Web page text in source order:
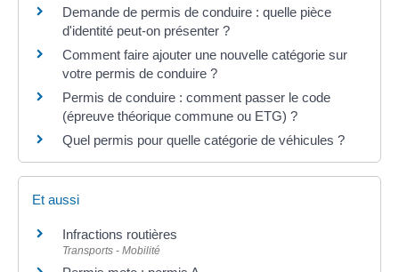
Demande de permis de conduire : quelle pièce
d'identité peut-on présenter ?
Comment faire ajouter une nouvelle catégorie sur
votre permis de conduire ?
Permis de conduire : comment passer le code
(épreuve théorique commune ou ETG) ?
Quel permis pour quelle catégorie de véhicules ?
Et aussi
Infractions routières
Transports - Mobilité